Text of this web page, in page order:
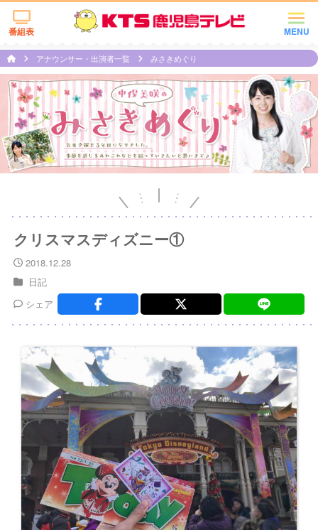
MENU
番組表
アナウンサー・出演者一覧 みさきめぐり
クリスマスディズニー①
2018.12.28
日記
シェア